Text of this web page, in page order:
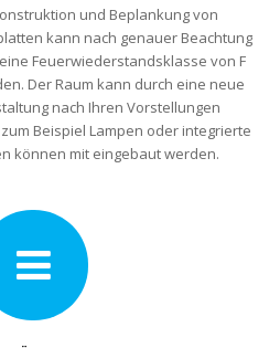
und Beplankung von
kann nach genauer Beachtung
Feuerwiederstandsklasse von F
Der Raum kann durch eine neue
nach Ihren Vorstellungen
Beispiel Lampen oder integrierte
können mit eingebaut werden.